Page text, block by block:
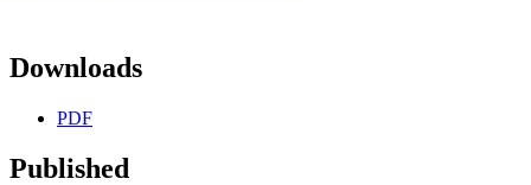
Downloads
PDF
Published